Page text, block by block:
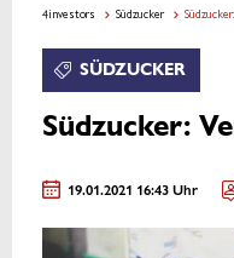
4investors Südzucker
SÜDZUCKER
Südzucker:
19.01.2021 16:43 Uhr